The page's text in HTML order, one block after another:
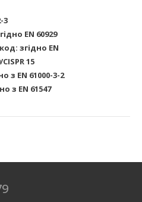
3
EN 60929
згідно EN
15
з EN 61000-3-2
з EN 61547